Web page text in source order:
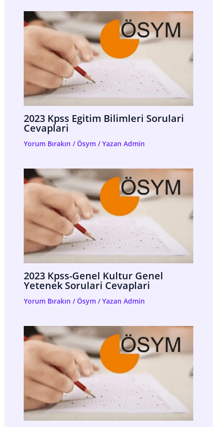
2023 Kpss Egitim Bilimleri Sorulari
Cevaplari
Yorum Bırakın /Ösym/ Yazan Admin
2023 Kpss-Genel Kultur Genel
Yetenek Sorulari Cevaplari
Yorum Bırakın /Ösym/ Yazan Admin